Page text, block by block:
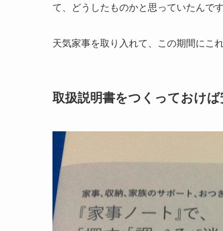
て、どうしたものかと思っていたんで
天気家事を取り入れて、この期間にこ
取扱説明書をつくっておけば